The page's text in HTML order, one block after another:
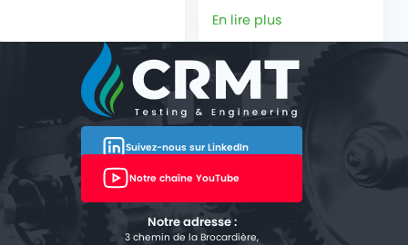
En lire plus
Suivez-nous sur LinkedIn
Notre chaîne YouTube
Notre adresse :
3 chemin de la Brocardière,